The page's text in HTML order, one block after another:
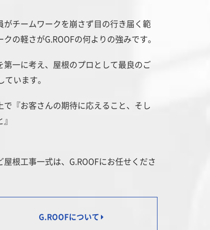
チームワークを崩さず目の行き届く範
の軽さがG.ROOFの何よりの強みです。
一に考え、屋根のプロとして最良のご
います。
で『お客さんの期待に応えること、そし
根工事一式は、G.ROOFにお任せくださ
G.ROOFについて